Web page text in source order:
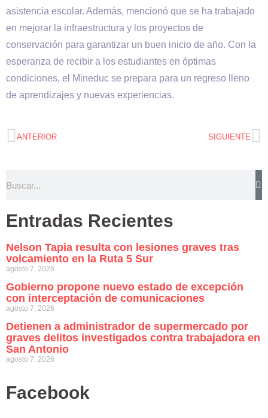
asistencia escolar. Además, mencionó que se ha trabajado
en mejorar la infraestructura y los proyectos de
conservación para garantizar un buen inicio de año. Con la
esperanza de recibir a los estudiantes en óptimas
condiciones, el Mineduc se prepara para un regreso lleno
de aprendizajes y nuevas experiencias.
ANTERIOR SIGUIENTE
Entradas Recientes
Nelson Tapia resulta con lesiones graves tras
volcamiento en la Ruta 5 Sur
agosto 7, 2026
Gobierno propone nuevo estado de excepción
con interceptación de comunicaciones
agosto 7, 2026
Detienen a administrador de supermercado por
graves delitos investigados contra trabajadora en
San Antonio
agosto 7, 2026
Facebook